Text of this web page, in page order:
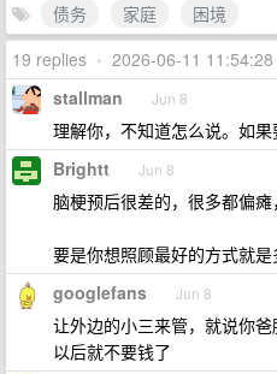
债务 家庭
困境
19 replies • 2026-06-11
stallman Jun 8
理解你，不知道怎么说。如果
Brightt Jun 8
脑梗预后很差的，很多都偏瘫
要是你想照顾最好的方式就
googlefans Jun 8
让外边的小三来管，就说你爸
以后就不要钱了